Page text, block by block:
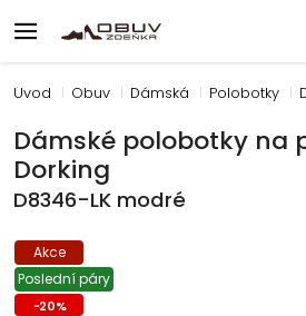
Úvod Obuv Dámská Polobotky
Dámské polobotky na
Dorking
D8346-LK modré
Akce
Poslední páry
-20%